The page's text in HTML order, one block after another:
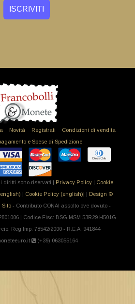
Novità Registrati
Condizioni di vendita
e Spese di Spedizione
diritti sono riservati | Privacy Policy | Cookie
| Cookie Policy (english)| | Design ©
Sito- Contributo CONAI assolto ove dovuto -
| Codice Fisc: BSG MSM 53R29 H501G
Reg.Imp. 78542/2000 - R.E.A. 941844
(+39).063055164